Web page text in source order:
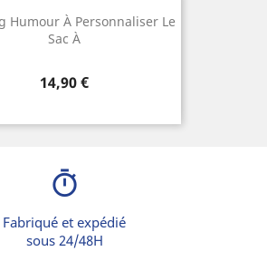
Humour À Personnaliser Le
Sac À
Prix
14,90 €
timer
Fabriqué et expédié
sous 24/48H